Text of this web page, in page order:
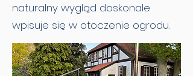
naturalny wygląd doskonale
wpisuje się w otoczenie ogrodu.